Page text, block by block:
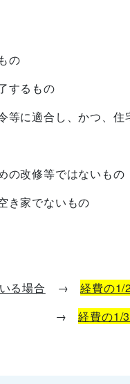
の
するもの
に適合し、かつ、住
改修等ではないもの
き家でないもの
る場合 →経費の1/
経費の1/